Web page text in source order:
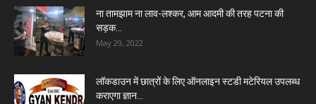
ना तामझाम ना लाव-लश्कर, आम आदमी की तरह पटना की
सड़क...
May 29, 2022
लॉकडाउन में छात्रों के लिए ऑनलाइन स्टडी मटेरियल उपलब्ध
कराएगा ज्ञान...